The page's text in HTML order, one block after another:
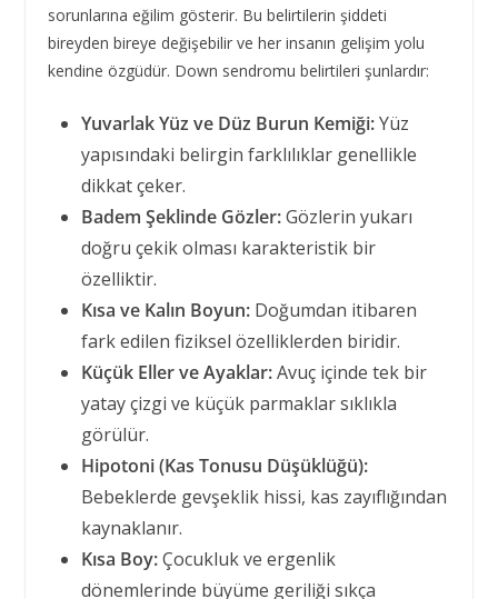
sorunlarına eğilim gösterir. Bu belirtilerin şiddeti
bireyden bireye değişebilir ve her insanın gelişim yolu
kendine özgüdür. Down sendromu belirtileri şunlardır:
Yuvarlak Yüz ve Düz Burun Kemiği:Yüz
yapısındaki belirgin farklılıklar genellikle
dikkat çeker.
Badem Şeklinde Gözler:Gözlerin yukarı
doğru çekik olması karakteristik bir
özelliktir.
Kısa ve Kalın Boyun:Doğumdan itibaren
fark edilen fiziksel özelliklerden biridir.
Küçük Eller ve Ayaklar:Avuç içinde tek bir
yatay çizgi ve küçük parmaklar sıklıkla
görülür.
Hipotoni (Kas Tonusu Düşüklüğü):
Bebeklerde gevşeklik hissi, kas zayıflığından
kaynaklanır.
Kısa Boy:Çocukluk ve ergenlik
dönemlerinde büyüme geriliği sıkça